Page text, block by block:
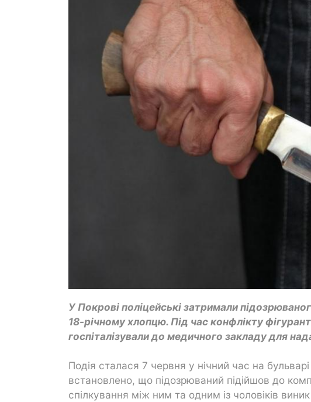
У Покрові поліцейські затримали
18-річному хлопцю. Під час конфлікту
госпіталізували до медичного закладу для
Подія сталася 7 червня у нічний час на
встановлено, що підозрюваний підійшов до
спілкування між ним та одним із чоловіків